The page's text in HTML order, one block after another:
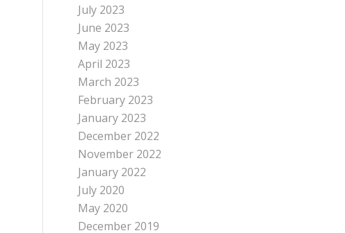
July 2023
June 2023
May 2023
April 2023
March 2023
February 2023
January 2023
December 2022
November 2022
January 2022
July 2020
May 2020
December 2019